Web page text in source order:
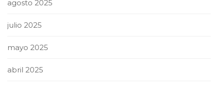
agosto 2025
julio 2025
mayo 2025
abril 2025